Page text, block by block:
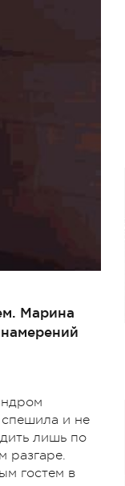
Марина
спешила и не
лишь по
разгаре.
гостем в